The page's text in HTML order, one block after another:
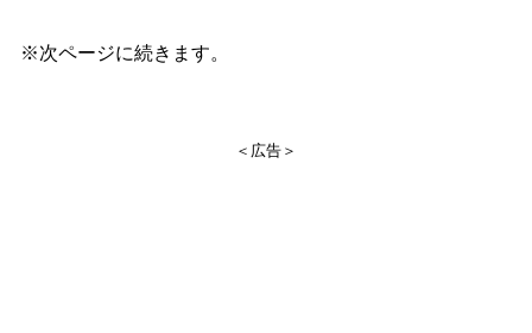
※次ページに続きます。
＜広告＞